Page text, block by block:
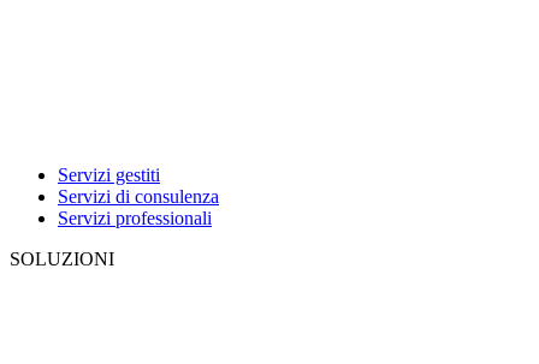
Servizi gestiti
Servizi di consulenza
Servizi professionali
SOLUZIONI